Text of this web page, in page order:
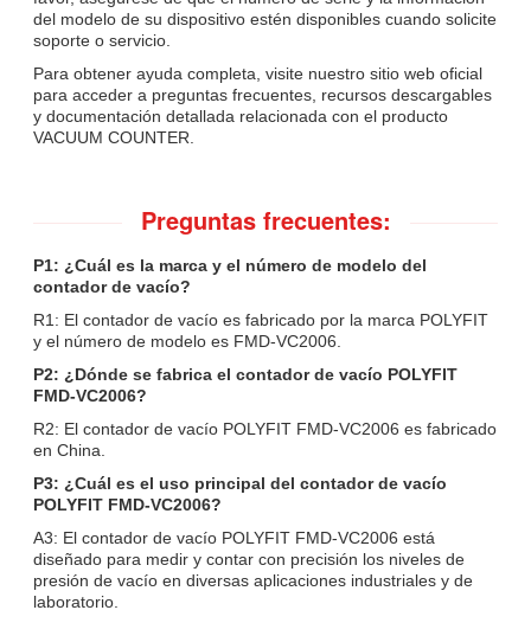
del modelo de su dispositivo estén disponibles cuando solicite
soporte o servicio.
Para obtener ayuda completa, visite nuestro sitio web oficial
para acceder a preguntas frecuentes, recursos descargables
y documentación detallada relacionada con el producto
VACUUM COUNTER.
Preguntas frecuentes:
P1: ¿Cuál es la marca y el número de modelo del
contador de vacío?
R1: El contador de vacío es fabricado por la marca POLYFIT
y el número de modelo es FMD-VC2006.
P2: ¿Dónde se fabrica el contador de vacío POLYFIT
FMD-VC2006?
R2: El contador de vacío POLYFIT FMD-VC2006 es fabricado
en China.
P3: ¿Cuál es el uso principal del contador de vacío
POLYFIT FMD-VC2006?
A3: El contador de vacío POLYFIT FMD-VC2006 está
diseñado para medir y contar con precisión los niveles de
presión de vacío en diversas aplicaciones industriales y de
laboratorio.